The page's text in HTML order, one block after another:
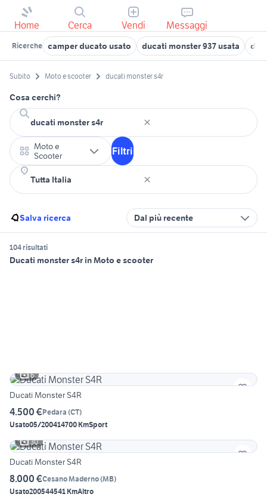
Home Cerca Vendi Messaggi
Ricerche camper ducato usato ducati monster 937 usata
Subito Moto e scooter ducati monster s4r
Cosa cerchi?
Moto e
Scooter
Filtri
Salva ricerca Dal più recente
104 risultati
Ducati monster s4r in Moto e scooter
6
Ducati Monster S4R
4.500 €Pedara (CT)
Usato05/200414700 KmSport
30
Ducati Monster S4R
8.000 €Cesano Maderno(MB)
Usato200544541 KmAltro